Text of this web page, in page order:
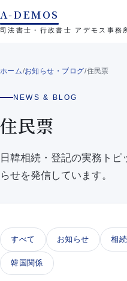
A-DEMOS
司法書士・行政書士 アデモス事務
ホーム/お知らせ・ブログ/住民票
NEWS & BLOG
住民票
日韓相続・登記の実務ト
らせを発信しています。
すべて お知らせ 相
韓国関係